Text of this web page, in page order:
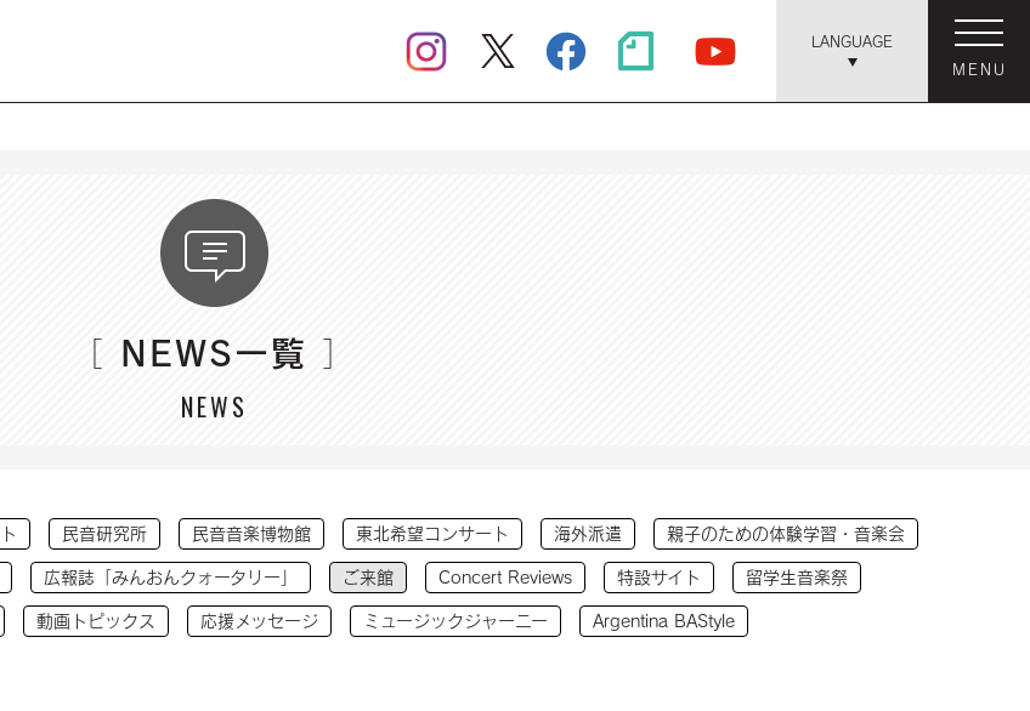
LANGUAGE
MENU
［ NEWS一覧 ］
NEWS
民音研究所 民音音楽博物館 東北希望コンサート 海外派遣 親子のための体験学習・音楽会
広報誌「みんおんクォータリー」 ご来館 Concert Reviews 特設サイト 留学生音楽祭
動画トピックス 応援メッセージ ミュージックジャーニー Argentina BAStyle